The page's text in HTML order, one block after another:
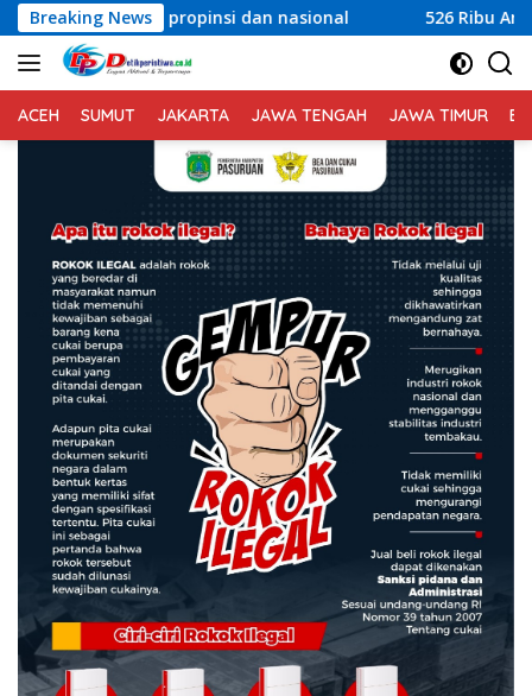
Langsung
ke
konten
Breaking News
dan nasional 526 Ribu Anak di Lombok Timur
ACEH SUMUT JAKARTA JAWA TENGAH JAWA TIMUR